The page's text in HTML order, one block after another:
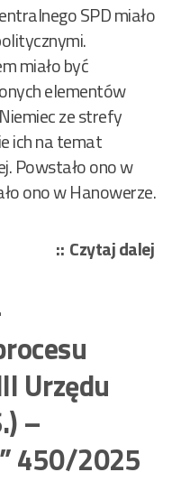
SPD miało
miało być
elementów
ze strefy
ich na temat
Powstało ono w
ono w Hanowerze.
Czytaj dalej
Urzędu
–
450/2025